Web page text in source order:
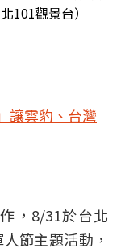
101觀景台）
讓雲豹、台灣
，8/31於台北
節主題活動，